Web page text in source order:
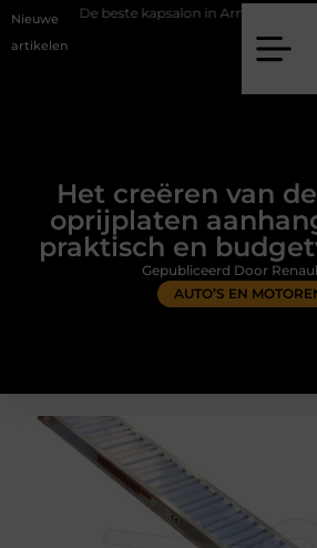
Nieuwe
artikelen
kapsalon in Arnhem: meer dan alleen een
Het creëren van
oprijplaten
praktisch en
AUTO’S EN
Gepubliceerd Door